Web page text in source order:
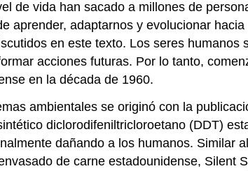
de vida han sacado a millones de
aprender, adaptarnos y evolucionar
en este texto. Los seres
acciones futuras. Por lo tanto,
en la década de 1960.
ambientales se originó con la
diclorodifeniltricloroetano (DDT)
dañando a los humanos. Similar
de carne estadounidense,